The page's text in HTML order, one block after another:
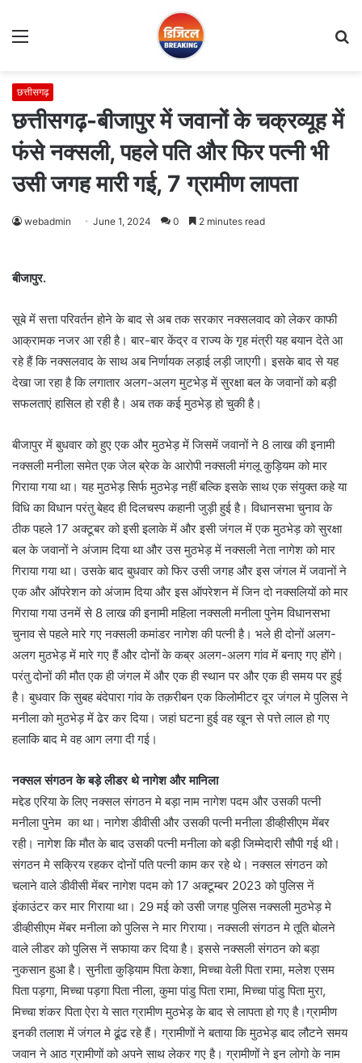
Menu
छत्तीसगढ़
छत्तीसगढ़-बीजापुर में जवानों के चक्रव्यूह में
फंसे नक्सली, पहले पति और फिर पत्नी भी
उसी जगह मारी गई, 7 ग्रामीण लापता
webadmin June 1, 2024 0 2 minutes read
बीजापुर.
सूबे में सत्ता परिवर्तन होने के बाद से अब तक सरकार नक्सलवाद को लेकर काफी
आक्रामक नजर आ रही है। बार-बार केंद्र व राज्य के गृह मंत्री यह बयान देते आ
रहे हैं कि नक्सलवाद के साथ अब निर्णायक लड़ाई लड़ी जाएगी। इसके बाद से यह
देखा जा रहा है कि लगातार अलग-अलग मुटभेड़ में सुरक्षा बल के जवानों को बड़ी
सफलताएं हासिल हो रही है। अब तक कई मुठभेड़ हो चुकी है।
बीजापुर में बुधवार को हुए एक और मुठभेड़ में जिसमें जवानों ने 8 लाख की इनामी
नक्सली मनीला समेत एक जेल ब्रेक के आरोपी नक्सली मंगलू कुड़ियम को मार
गिराया गया था। यह मुठभेड़ सिर्फ मुठभेड़ नहीं बल्कि इसके साथ एक संयुक्त कहे या
विधि का विधान परंतु बेहद ही दिलचस्प कहानी जुड़ी हुई है। विधानसभा चुनाव के
ठीक पहले 17 अक्टूबर को इसी इलाके में और इसी जंगल में एक मुठभेड़ को सुरक्षा
बल के जवानों ने अंजाम दिया था और उस मुठभेड़ में नक्सली नेता नागेश को मार
गिराया गया था। उसके बाद बुधवार को फिर उसी जगह और इस जंगल में जवानों ने
एक और ऑपरेशन को अंजाम दिया और इस ऑपरेशन में जिन दो नक्सलियों को मार
गिराया गया उनमें से 8 लाख की इनामी महिला नक्सली मनीला पुनेम विधानसभा
चुनाव से पहले मारे गए नक्सली कमांडर नागेश की पत्नी है। भले ही दोनों अलग-
अलग मुठभेड़ में मारे गए हैं और दोनों के कब्र अलग-अलग गांव में बनाए गए होंगे।
परंतु दोनों की मौत एक ही जंगल में और एक ही स्थान पर और एक ही समय पर हुई
है। बुधवार कि सुबह बंदेपारा गांव के तक़रीबन एक किलोमीटर दूर जंगल मे पुलिस ने
मनीला को मुठभेड़ में ढेर कर दिया। जहां घटना हुई वह खून से पत्ते लाल हो गए
हलाकि बाद मे वह आग लगा दी गई।
नक्सल संगठन के बड़े लीडर थे नागेश और मानिला
मद्देड एरिया के लिए नक्सल संगठन मे बड़ा नाम नागेश पदम और उसकी पत्नी
मनीला पुनेम का था। नागेश डीवीसी और उसकी पत्नी मनीला डीव्हीसीएम मेंबर
रही। नागेश कि मौत के बाद उसकी पत्नी मनीला को बड़ी जिम्मेदारी सौपी गई थी।
संगठन मे सक्रिय रहकर दोनों पति पत्नी काम कर रहे थे। नक्सल संगठन को
चलाने वाले डीवीसी मेंबर नागेश पदम को 17 अक्टूम्बर 2023 को पुलिस नें
इंकाउंटर कर मार गिराया था। 29 मई को उसी जगह पुलिस नक्सली मुठभेड़ मे
डीव्हीसीएम मेंबर मनीला को पुलिस ने मार गिराया। नक्सली संगठन मे तूति बोलने
वाले लीडर को पुलिस नें सफाया कर दिया है। इससे नक्सली संगठन को बड़ा
नुकसान हुआ है। सुनीता कुड़ियाम पिता केशा, मिच्चा वेली पिता रामा, मलेश एसम
पिता पड़गा, मिच्चा पड़गा पिता नीला, कुमा पांडु पिता रामा, मिच्चा पांडु पिता मुरा,
मिच्चा शंकर पिता ऐरा ये सात ग्रामीण मुठभेड़ के बाद से लापता हो गए है।ग्रामीण
इनकी तलाश में जंगल मे ढूंढ रहे हैं। ग्रामीणों ने बताया कि मुठभेड़ बाद लौटने समय
जवान ने आठ ग्रामीणों को अपने साथ लेकर गए है। ग्रामीणों ने इन लोगो के नाम